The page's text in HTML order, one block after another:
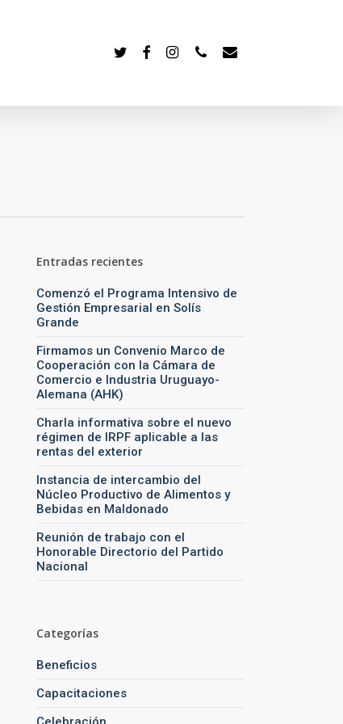
TWITTERFACEBOOKINSTAGRAM
PHONEEMAIL
Entradas recientes
Comenzó el Programa Intensivo de
Gestión Empresarial en Solís
Grande
Firmamos un Convenio Marco de
Cooperación con la Cámara de
Comercio e Industria Uruguayo-
Alemana (AHK)
Charla informativa sobre el nuevo
régimen de IRPF aplicable a las
rentas del exterior
Instancia de intercambio del
Núcleo Productivo de Alimentos y
Bebidas en Maldonado
Reunión de trabajo con el
Honorable Directorio del Partido
Nacional
Categorías
Beneficios
Capacitaciones